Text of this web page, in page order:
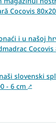
Cocovis
i u našoj
Cocovis
slovenski
- 6 cm ↗